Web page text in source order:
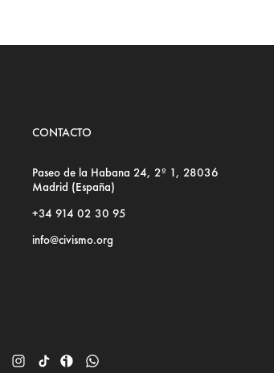
CONTACTO
Paseo de la Habana 24, 2º 1, 28036
Madrid (España)
+34 914 02 30 95
info@civismo.org